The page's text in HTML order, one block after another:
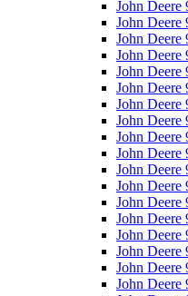
John Deere
John Deere
John Deere
John Deere
John Deere
John Deere
John Deere
John Deere
John Deere
John Deere
John Deere
John Deere
John Deere
John Deere
John Deere
John Deere
John Deere
John Deere